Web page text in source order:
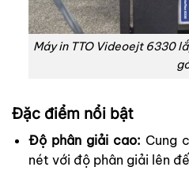
Máy in TTO Videoejt 6330
Đặc điểm nổi bật
Độ phân giải cao: Cung
nét với độ phân giải lên